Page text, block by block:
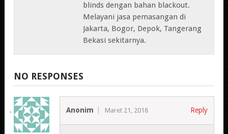
blinds dengan bahan blackout.
Melayani jasa pemasangan di
Jakarta, Bogor, Depok, Tangerang
Bekasi sekitarnya.
NO RESPONSES
Anonim Maret 21, 2018 Reply